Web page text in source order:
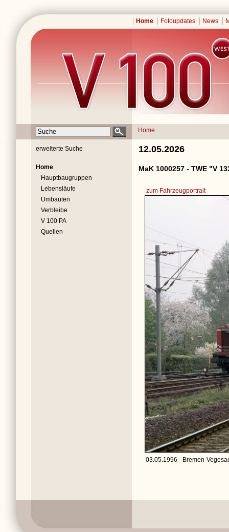
Home Fotoupdates News
Home
erweiterte Suche
Home
Hauptbaugruppen
Lebensläufe
Umbauten
Verbleibe
V 100 PA
Quellen
12.05.2026
MaK 1000257 - TWE "V
zum Fahrzeugportrait
03.05.1996 - Bremen-